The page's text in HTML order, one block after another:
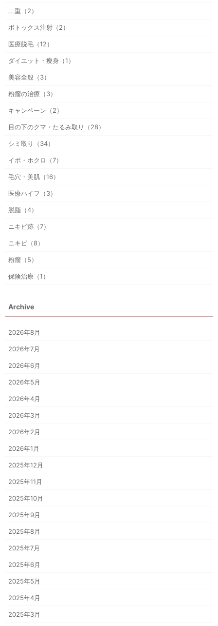
二重（2）
ボトックス注射（2）
医療脱毛（12）
ダイエット・痩身（1）
美容全般（3）
粉瘤の治療（3）
キャンペーン（2）
目の下のクマ・たるみ取り（28）
シミ取り（34）
イボ・ホクロ（7）
毛穴・美肌（16）
医療ハイフ（3）
脱脂（4）
ニキビ跡（7）
ニキビ（8）
粉瘤（5）
保険治療（1）
Archive
2026年8月
2026年7月
2026年6月
2026年5月
2026年4月
2026年3月
2026年2月
2026年1月
2025年12月
2025年11月
2025年10月
2025年9月
2025年8月
2025年7月
2025年6月
2025年5月
2025年4月
2025年3月